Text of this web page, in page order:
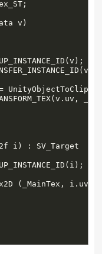
v)
i) : SV_Target
(_MainTex, i.uv) *